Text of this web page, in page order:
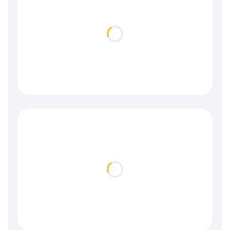
Loading...
Loading...